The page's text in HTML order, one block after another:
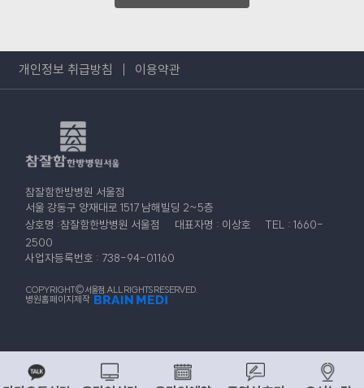
개인정보 취급방침 이용약관
참잘함한방병원 서울점
서울 강동구 양재대로 1517 남해빌딩 2~5층
상호명 :참잘함한방병원 서울점
대표자명 : 이상호
TEL : 1660-
2500
사업자등록번호 : 738-94-01160
COPYRIGHT© 서울점. ALL RIGHTS RESERVED.
병원홈페이지제작